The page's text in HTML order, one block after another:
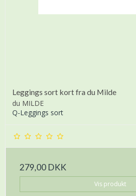
Leggings sort kort fra du Milde
du MILDE
Q-Leggings sort
279,00 DKK
Vis produkt